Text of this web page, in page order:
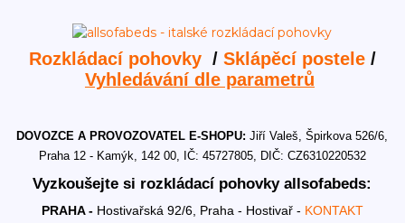
Rozkládací pohovky / Sklápěcí postele/
Vyhledávání dle parametrů
DOVOZCE A PROVOZOVATEL E-SHOPU:Jiří Valeš, Špirkova 526/6,
Praha 12 - Kamýk, 142 00, IČ: 45727805, DIČ: CZ6310220532
Vyzkoušejte si rozkládací pohovky allsofabeds:
PRAHA - Hostivařská 92/6, Praha - Hostivař - KONTAKT